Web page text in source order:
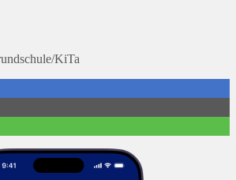
KiTa